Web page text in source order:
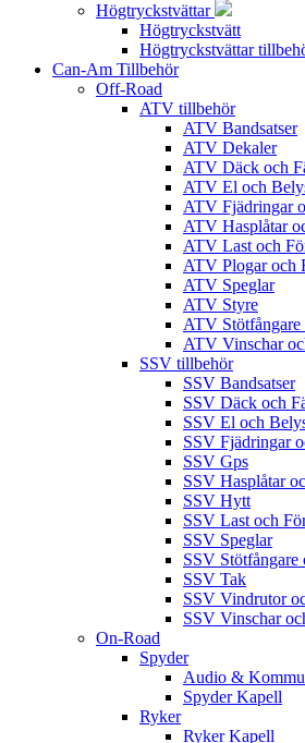
Högtryckstvättar
Högtryckstvätt
Högtryckstvättar
Can-Am Tillbehör
Off-Road
ATV tillbehör
ATV Bandsatser
ATV Dekaler
ATV Däck och
ATV El och
ATV Fjädringar
ATV Hasplåtar
ATV Last och
ATV Plogar och
ATV Speglar
ATV Styre
ATV Stötfångare
ATV Vinschar
SSV tillbehör
SSV Bandsatser
SSV Däck och
SSV El och
SSV Fjädringar
SSV Gps
SSV Hasplåtar
SSV Hytt
SSV Last och
SSV Speglar
SSV Stötfångare
SSV Tak
SSV Vindrutor
SSV Vinschar
On-Road
Spyder
Audio &
Spyder Kapell
Ryker
Ryker Kapell